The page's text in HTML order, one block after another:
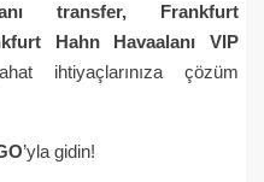
transfer, Frankfurt
HahnHavaalanı VIP
ihtiyaçlarınıza çözüm
’yla gidin!